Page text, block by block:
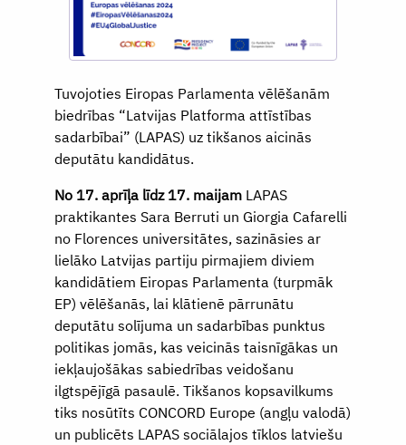
Tuvojoties Eiropas Parlamenta vēlēšanām
biedrības “Latvijas Platforma attīstības
sadarbībai” (LAPAS) uz tikšanos aicinās
deputātu kandidātus.
No 17. aprīļa līdz 17. maijam LAPAS
praktikantes Sara Berruti un Giorgia Cafarelli
no Florences universitātes, sazināsies ar
lielāko Latvijas partiju pirmajiem diviem
kandidātiem Eiropas Parlamenta (turpmāk
EP) vēlēšanās, lai klātienē pārrunātu
deputātu solījuma un sadarbības punktus
politikas jomās, kas veicinās taisnīgākas un
iekļaujošākas sabiedrības veidošanu
ilgtspējīgā pasaulē. Tikšanos kopsavilkums
tiks nosūtīts CONCORD Europe (angļu valodā)
un publicēts LAPAS sociālajos tīklos latviešu